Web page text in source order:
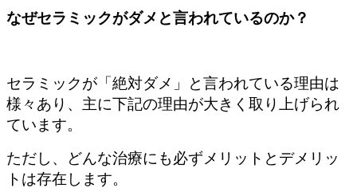
なぜセラミックがダメと言われているのか？
セラミックが「絶対ダメ」と言われている理由は
様々あり、主に下記の理由が大きく取り上げられ
ています。
ただし、どんな治療にも必ずメリットとデメリッ
トは存在します。